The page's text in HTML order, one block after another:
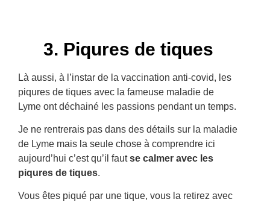
3. Piqures de tiques
Là aussi, à l’instar de la vaccination anti-covid, les
piqures de tiques avec la fameuse maladie de
Lyme ont déchainé les passions pendant un temps.
Je ne rentrerais pas dans des détails sur la maladie
de Lyme mais la seule chose à comprendre ici
aujourd’hui c’est qu’il fautse calmer avec les
piqures de tiques.
Vous êtes piqué par une tique, vous la retirez avec